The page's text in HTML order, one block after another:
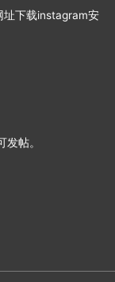
址下载instagram安
帖。